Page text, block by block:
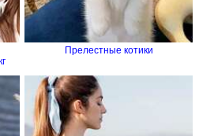
Прелестные котики